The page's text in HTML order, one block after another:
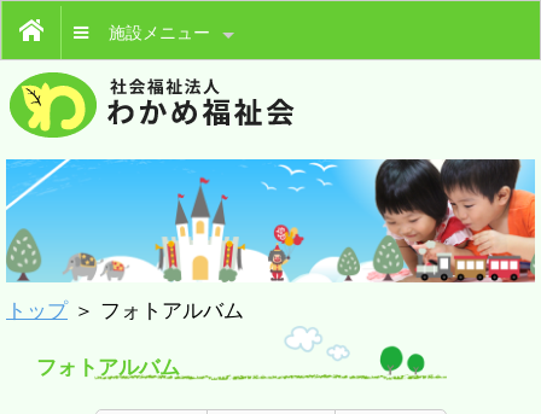
施設メニュー
トップ＞ フォトアルバム
フォトアルバム